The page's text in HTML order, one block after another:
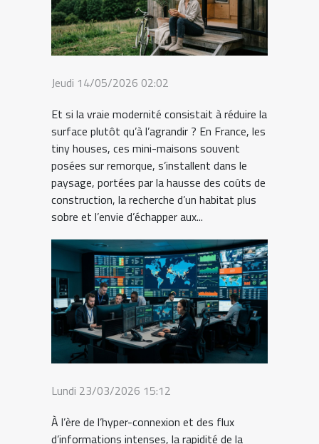
Jeudi 14/05/2026 02:02
Et si la vraie modernité consistait à réduire la
surface plutôt qu’à l’agrandir ? En France, les
tiny houses, ces mini-maisons souvent
posées sur remorque, s’installent dans le
paysage, portées par la hausse des coûts de
construction, la recherche d’un habitat plus
sobre et l’envie d’échapper aux...
Lundi 23/03/2026 15:12
À l’ère de l’hyper-connexion et des flux
d’informations intenses, la rapidité de la